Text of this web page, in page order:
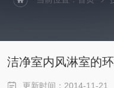
洁净室内风淋室的
更新时间：2014-11-21